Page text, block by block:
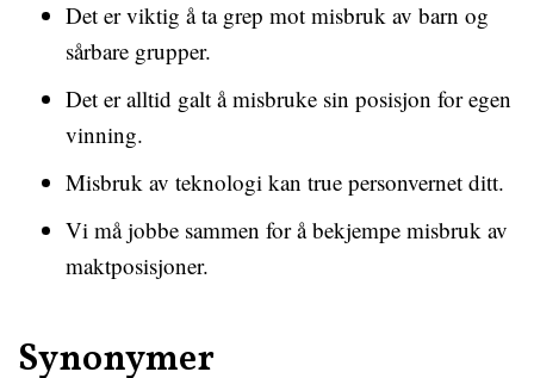
Det er viktig å ta grep mot misbruk av barn og
sårbare grupper.
Det er alltid galt å misbruke sin posisjon for egen
vinning.
Misbruk av teknologi kan true personvernet ditt.
Vi må jobbe sammen for å bekjempe misbruk av
maktposisjoner.
Synonymer